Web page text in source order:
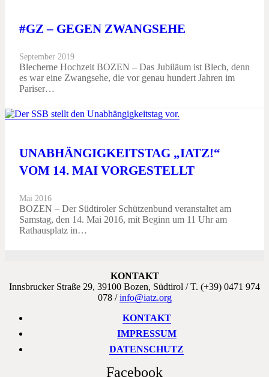
#GZ – GEGEN ZWANGSEHE
September 2019
Blecherne Hochzeit BOZEN – Das Jubiläum ist Blech, denn
es war eine Zwangsehe, die vor genau hundert Jahren im
Pariser…
UNABHÄNGIGKEITSTAG „IATZ!“
VOM 14. MAI VORGESTELLT
Mai 2016
BOZEN – Der Südtiroler Schützenbund veranstaltet am
Samstag, den 14. Mai 2016, mit Beginn um 11 Uhr am
Rathausplatz in…
KONTAKT
Innsbrucker Straße 29, 39100 Bozen, Südtirol / T. (+39) 0471 974
078 /info@iatz.org
KONTAKT
IMPRESSUM
DATENSCHUTZ
Facebook